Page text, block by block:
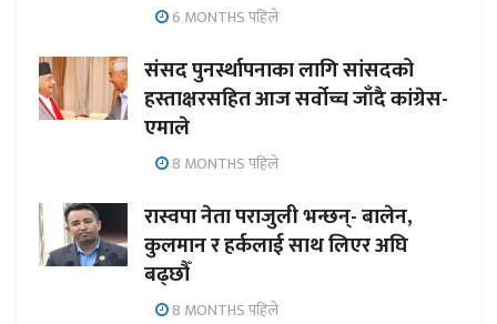
6 MONTHS पहिले
संसद पुनर्स्थापनाका लागि सांसदको
हस्ताक्षरसहित आज सर्वोच्च जाँदै कांग्रेस-
एमाले
8 MONTHS पहिले
रास्वपा नेता पराजुली भन्छन्- बालेन,
कुलमान र हर्कलाई साथ लिएर अघि
बढ्छौँ
8 MONTHS पहिले